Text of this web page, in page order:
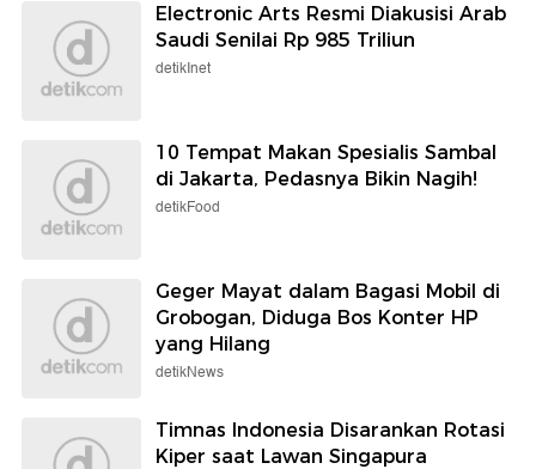
Electronic Arts Resmi Diakusisi Arab
Saudi Senilai Rp 985 Triliun
detikInet
10 Tempat Makan Spesialis Sambal
di Jakarta, Pedasnya Bikin Nagih!
detikFood
Geger Mayat dalam Bagasi Mobil di
Grobogan, Diduga Bos Konter HP
yang Hilang
detikNews
Timnas Indonesia Disarankan Rotasi
Kiper saat Lawan Singapura